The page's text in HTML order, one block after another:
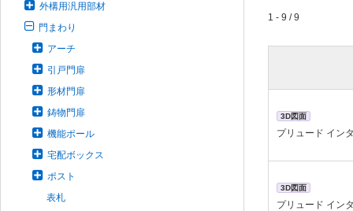
外構用汎用部材
門まわり
アーチ
引戸門扉
形材門扉
鋳物門扉
機能ポール
宅配ボックス
ポスト
表札
1 - 9 / 9
3D図面
プリュード イン
3D図面
プリュード イン